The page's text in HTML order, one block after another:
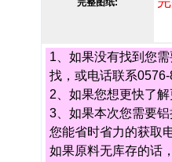
完整图纸:
1、如果没有找到您
找，或电话联系0576-
2、如果您想更快了
3、如果本次您需要
您能省时省力的获取
如果原料无库存的话